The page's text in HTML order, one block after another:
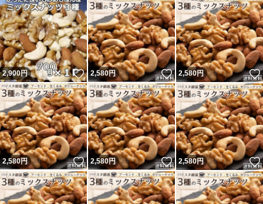
2,900円 いいね！
2,580円 いいね！
2,580円
2,580円 いいね！
2,580円 いいね！
2,580円